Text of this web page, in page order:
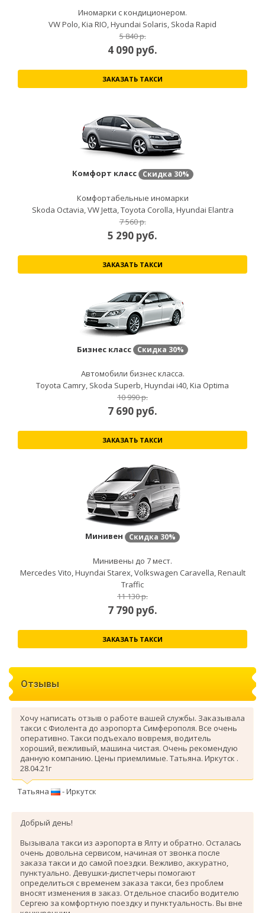
Иномарки с кондиционером.
VW Polo, Kia RIO, Hyundai Solaris, Skoda Rapid
5 840 р.
4 090 руб.
ЗАКАЗАТЬ ТАКСИ
Комфорт класс Скидка 30%
Комфортабельные иномарки
Skoda Octavia, VW Jetta, Toyota Corolla, Hyundai Elantra
7 560 р.
5 290 руб.
ЗАКАЗАТЬ ТАКСИ
Бизнес класс Скидка 30%
Автомобили бизнес класса.
Toyota Camry, Skoda Superb, Huyndai i40, Kia Optima
10 990 р.
7 690 руб.
ЗАКАЗАТЬ ТАКСИ
Минивен Скидка 30%
Минивены до 7 мест.
Mercedes Vito, Huyndai Starex, Volkswagen Caravella, Renault
Traffic
11 130 р.
7 790 руб.
ЗАКАЗАТЬ ТАКСИ
Отзывы
Хочу написать отзыв о работе вашей службы. Заказывала
такси с Фиолента до аэропорта Симферополя. Все очень
оперативно. Такси подъехало вовремя, водитель
хороший, вежливый, машина чистая. Очень рекомендую
данную компанию. Цены приемлимые. Татьяна. Иркутск .
28.04.21г
Татьяна - Иркутск
Добрый день!
Вызывала такси из аэропорта в Ялту и обратно. Осталась
очень довольна сервисом, начиная от звонка после
заказа такси и до самой поездки. Вежливо, аккуратно,
пунктуально. Девушки-диспетчеры помогают
определиться с временем заказа такси, без проблем
вносят изменения в заказ. Отдельное спасибо водителю
Сергею за комфортную поездку и пунктуальность. Вы вне